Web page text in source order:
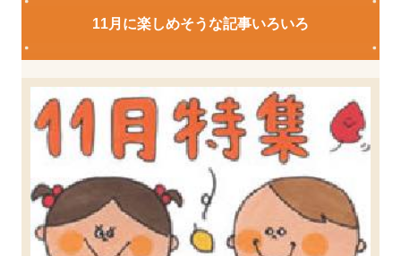
11月に楽しめそうな記事いろいろ